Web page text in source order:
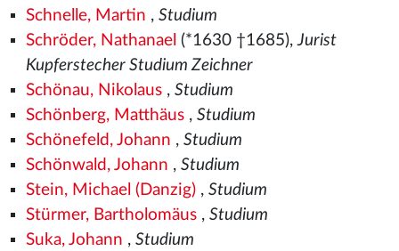
Schnelle, Martin , Studium
Schröder, Nathanael (*1630 †1685),Jurist
Kupferstecher Studium Zeichner
Schönau, Nikolaus, Studium
Schönberg, Matthäus, Studium
Schönefeld, Johann , Studium
Schönwald, Johann , Studium
Stein, Michael (Danzig), Studium
Stürmer, Bartholomäus, Studium
Suka, Johann , Studium